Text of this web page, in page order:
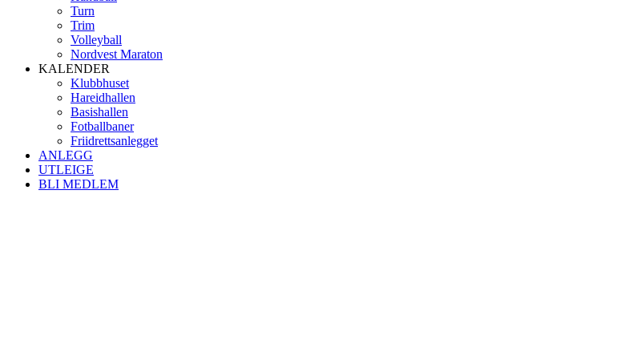
Turn
Trim
Volleyball
Nordvest Maraton
KALENDER
Klubbhuset
Hareidhallen
Basishallen
Fotballbaner
Friidrettsanlegget
ANLEGG
UTLEIGE
BLI MEDLEM